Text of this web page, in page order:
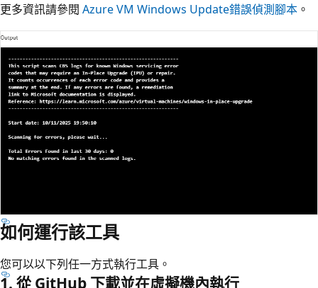
更多資訊請參閱 Azure VM Windows Update錯誤偵測腳本 。
如何運行該工具
您可以以下列任一方式執行工具。
1. 從 GitHub 下載並在虛擬機內執行